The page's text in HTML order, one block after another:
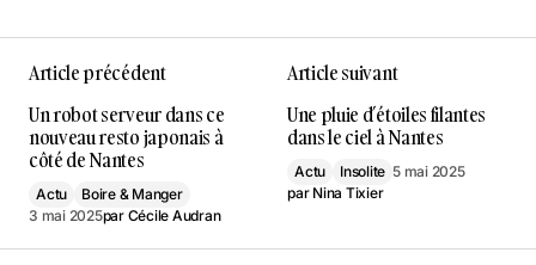
Article précédent
Un robot serveur dans ce
nouveau resto japonais à
côté de Nantes
Actu
Boire & Manger
3 mai 2025par Cécile Audran
Article suivant
Une pluie d’étoiles filantes
dans le ciel à Nantes
Actu Insolite 5 mai 2025
par Nina Tixier